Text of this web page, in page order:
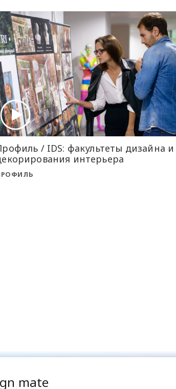
/ IDS: факультеты дизайна и
интерьера
mate